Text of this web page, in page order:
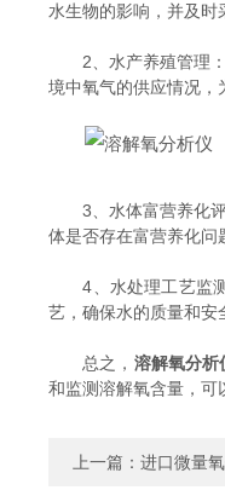
水生物的影响，并及时
2、水产养殖管理：
境中氧气的供应情况，
3、水体富营养化评
体是否存在富营养化问
4、水处理工艺监测
艺，确保水的质量和安
总之， 溶解氧分析
和监测溶解氧含量，可
上一篇： 进口微量